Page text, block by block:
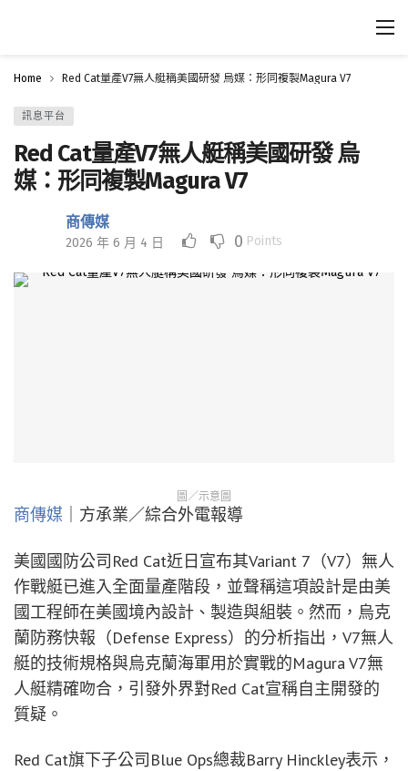
Home Red Cat量產V7無人艇稱美國研發 烏媒：形同複製Magura V7
訊息平台
Red Cat量產V7無人艇稱美國研發 烏
媒：形同複製Magura V7
商傳媒
2026 年 6 月 4 日 0 Points
圖／示意圖
商傳媒 ｜方承業／綜合外電報導
美國國防公司Red Cat近日宣布其Variant 7（V7）無人
作戰艇已進入全面量產階段，並聲稱這項設計是由美
國工程師在美國境內設計、製造與組裝。然而，烏克
蘭防務快報（Defense Express）的分析指出，V7無人
艇的技術規格與烏克蘭海軍用於實戰的Magura V7無
人艇精確吻合，引發外界對Red Cat宣稱自主開發的
質疑。
Red Cat旗下子公司Blue Ops總裁Barry Hinckley表示，